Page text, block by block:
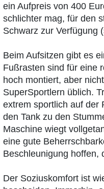
ein Aufpreis von 400
schlichter mag, für den
Schwarz zur Verfügung
Beim Aufsitzen gibt es
Fußrasten sind für eine
hoch montiert, aber
SuperSportlern üblich.
extrem sportlich auf der
den Tank zu den
Maschine wiegt
eine gute
Beschleunigung hoffen,
Der Soziuskomfort ist